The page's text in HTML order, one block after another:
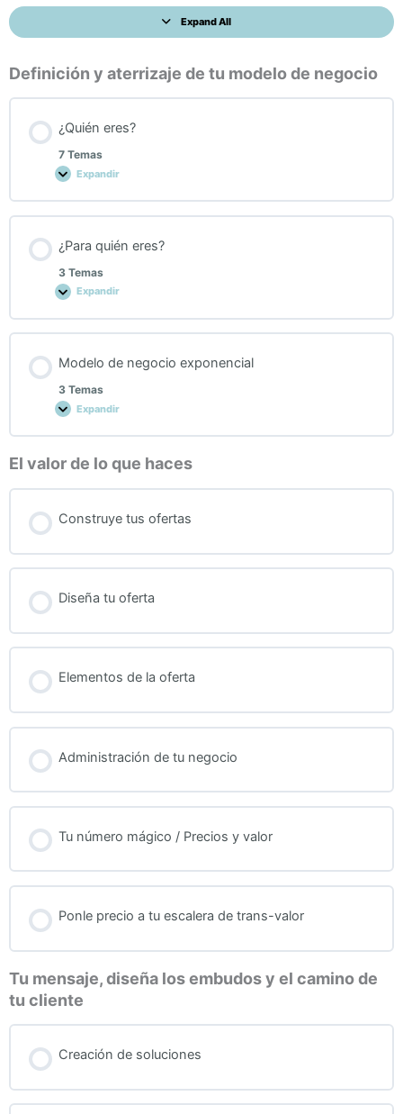
Expand All
Definición y aterrizaje de tu modelo de negocio
¿Quién eres?
7 Temas
Expandir
¿Para quién eres?
3 Temas
Expandir
Modelo de negocio exponencial
3 Temas
Expandir
El valor de lo que haces
Construye tus ofertas
Diseña tu oferta
Elementos de la oferta
Administración de tu negocio
Tu número mágico / Precios y valor
Ponle precio a tu escalera de trans-valor
Tu mensaje, diseña los embudos y el camino de
tu cliente
Creación de soluciones